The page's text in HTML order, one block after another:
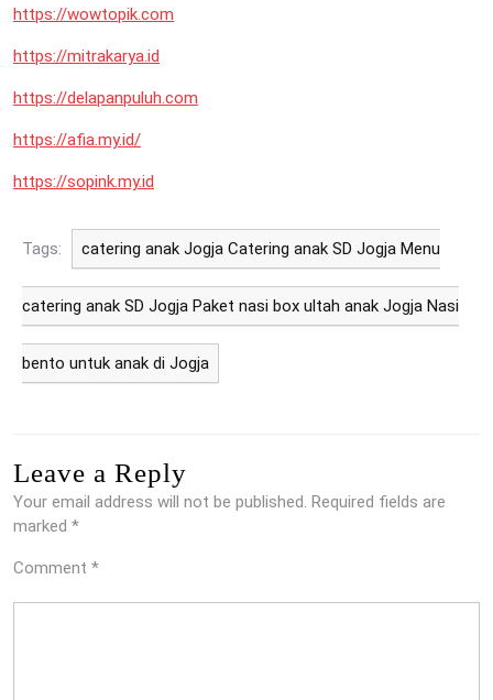
https://wowtopik.com
https://mitrakarya.id
https://delapanpuluh.com
https://afia.my.id/
https://sopink.my.id
Tags: catering anak Jogja Catering anak SD Jogja Menu
catering anak SD Jogja Paket nasi box ultah anak Jogja Nasi
bento untuk anak di Jogja
Leave a Reply
Your email address will not be published. Required fields are
marked *
Comment *